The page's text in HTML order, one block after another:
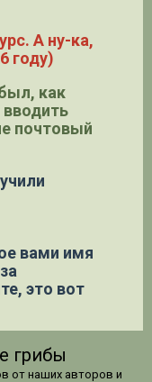
А ну-ка,
году)
как
почтовый
вами имя
это вот
грибы
от наших авторов и